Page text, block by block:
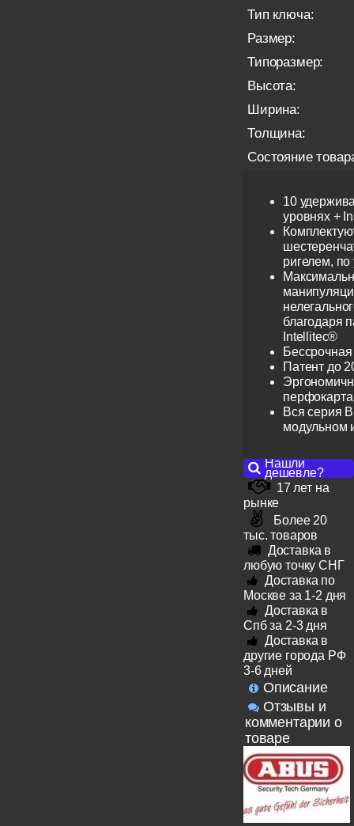
Тип ключа:
Размер:
Типоразмер:
Высота:
Ширина:
Толщина:
Состояние
10
уровнях +
ригелем,
благодаря
Intellitec®
Патент до
перфокарта
Вся серия
модульном
Нашли
дешевле?
17 лет на
рынке
Более 20
тыс. товаров
Доставка в
любую точку СНГ
Доставка по
Москве за 1-2 дня
Доставка в
Спб за 2-3 дня
Доставка в
другие города РФ
3-6 дней
Описание
Отзывы и
комментарии о
товаре